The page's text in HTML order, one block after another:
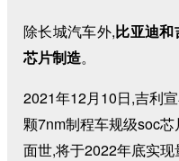
除长城汽车外,比亚迪
芯片制造。
2021年12月10日,吉利
颗7nm制程车规级soc芯
面世,将于2022年底实